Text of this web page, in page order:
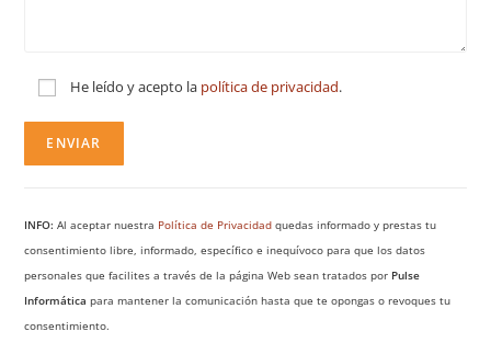
He leído y acepto la política de privacidad.
INFO: Al aceptar nuestra Política de Privacidad quedas informado y prestas tu
consentimiento libre, informado, específico e inequívoco para que los datos
personales que facilites a través de la página Web sean tratados por Pulse
Informática para mantener la comunicación hasta que te opongas o revoques tu
consentimiento.